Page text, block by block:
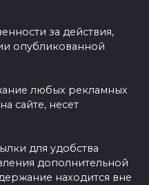
за действия,
опубликованной
любых рекламных
сайте, несет
для удобства
дополнительной
находится вне